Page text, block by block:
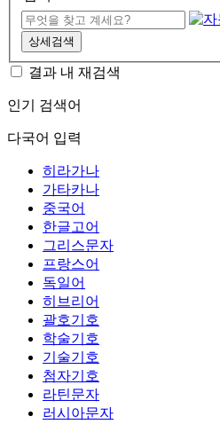
상세검색
결과 내 재검색
인기 검색어
다국어 입력
히라가나
가타카나
중국어
한글고어
그리스문자
프랑스어
독일어
히브리어
괄호기호
학술기호
기술기호
첨자기호
라틴문자
러시아문자